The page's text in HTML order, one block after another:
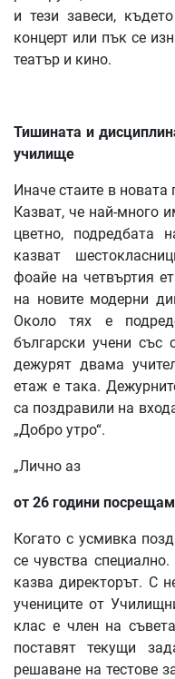
и тези завеси,
концерт или пък се
театър и кино.
Тишината и
училище
Иначе стаите в
Казват, че най-много
цветно, подредбата
казват
фоайе на четвъртия
на новите модерни
Около тях е
български учени със
дежурят двама
етаж е така.
са поздравили на
„Добро утро“.
„Лично аз
от 26 години посрещам
Когато с усмивка
се чувства
казва директорът. С
учениците от
клас е член на
поставят текущи
решаване на тестове